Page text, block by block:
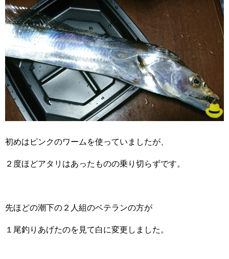
初めはピンクのワームを使っていましたが、
２度ほどアタリはあったものの乗り切らずです。
先ほどの潮下の２人組のベテランの方が
１尾釣りあげたのを見て白に変更しました。